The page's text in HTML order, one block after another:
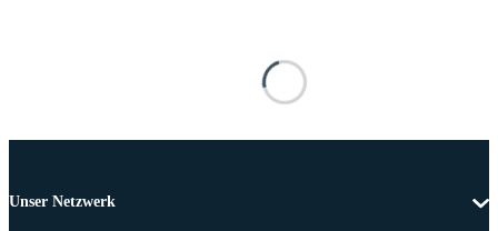
Unser Netzwerk